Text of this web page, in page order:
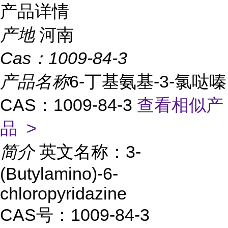
产品详情
产地 河南
Cas： 1009-84-3
产品名称6-丁基氨基-3-氯哒嗪
CAS：1009-84-3 查看相似产
品 >
简介 英文名称：3-
(Butylamino)-6-
chloropyridazine
CAS号：1009-84-3